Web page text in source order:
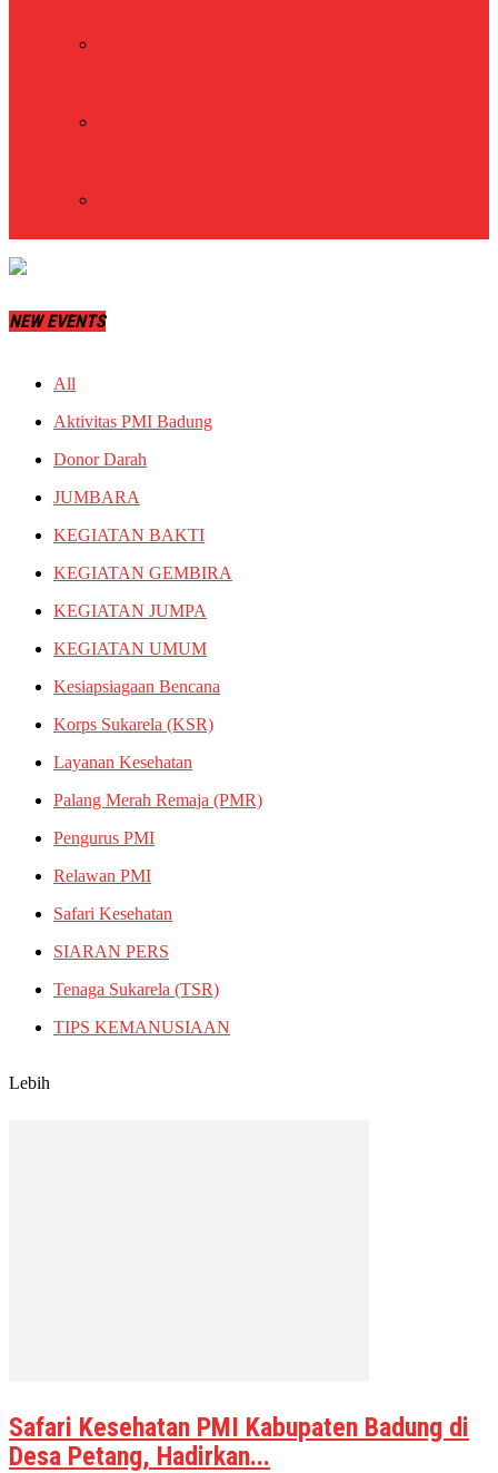
NEW EVENTS
All
Aktivitas PMI Badung
Donor Darah
JUMBARA
KEGIATAN BAKTI
KEGIATAN GEMBIRA
KEGIATAN JUMPA
KEGIATAN UMUM
Kesiapsiagaan Bencana
Korps Sukarela (KSR)
Layanan Kesehatan
Palang Merah Remaja (PMR)
Pengurus PMI
Relawan PMI
Safari Kesehatan
SIARAN PERS
Tenaga Sukarela (TSR)
TIPS KEMANUSIAAN
Lebih
Safari Kesehatan PMI Kabupaten Badung di
Desa Petang, Hadirkan...